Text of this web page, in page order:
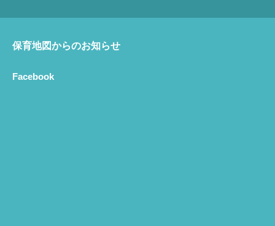
保育地図からのお知らせ
Facebook